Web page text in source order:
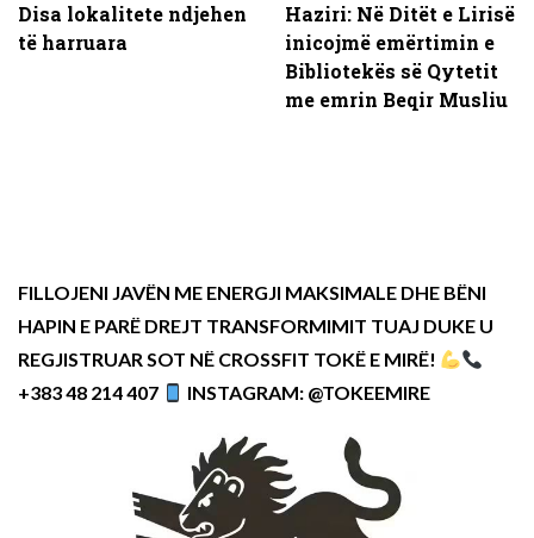
Disa lokalitete ndjehen
të harruara
Haziri: Në Ditët e Lirisë
inicojmë emërtimin e
Bibliotekës së Qytetit
me emrin Beqir Musliu
FILLOJENI JAVËN ME ENERGJI MAKSIMALE DHE BËNI
HAPIN E PARË DREJT TRANSFORMIMIT TUAJ DUKE U
REGJISTRUAR SOT NË CROSSFIT TOKË E MIRË!
+383 48 214 407
INSTAGRAM: @TOKEEMIRE